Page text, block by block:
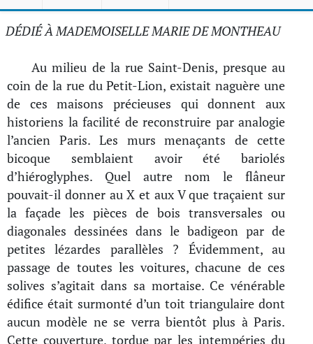
DÉDIÉ À MADEMOISELLE MARIE DE MONTHEAU
Au milieu de la rue Saint-Denis, presque au
coin de la rue du Petit-Lion, existait naguère une
de ces maisons précieuses qui donnent aux
historiens la facilité de reconstruire par analogie
l’ancien Paris. Les murs menaçants de cette
bicoque semblaient avoir été bariolés
d’hiéroglyphes. Quel autre nom le flâneur
pouvait-il donner au X et aux V que traçaient sur
la façade les pièces de bois transversales ou
diagonales dessinées dans le badigeon par de
petites lézardes parallèles ? Évidemment, au
passage de toutes les voitures, chacune de ces
solives s’agitait dans sa mortaise. Ce vénérable
édifice était surmonté d’un toit triangulaire dont
aucun modèle ne se verra bientôt plus à Paris.
Cette couverture, tordue par les intempéries du